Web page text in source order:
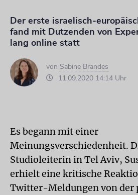
Der erste israelisch-
fand mit Dutzenden von
lang online statt
von Sabine Brandes
11.09.2020 14:14 Uhr
Es begann mit einer
Meinungsverschiedenheit.
Studioleiterin in Tel Aviv,
erhielt eine kritische
Twitter-Meldungen von der